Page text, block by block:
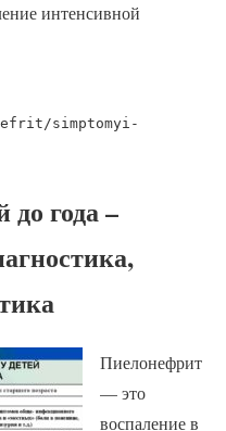
интенсивной
simptomyi-
года –
Пиелонефрит
— это
воспаление в